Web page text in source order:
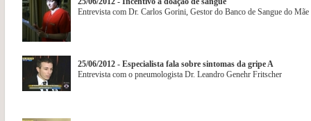
Entrevista com Dr. Carlos Gorini, Gestor do Banco de Sangue do Mãe
25/06/2012 - Especialista fala sobre sintomas da gripe A
Entrevista com o pneumologista Dr. Leandro Genehr Fritscher